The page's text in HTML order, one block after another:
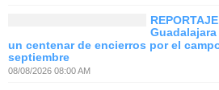
un centenar de encierros por el
septiembre
08/08/2026 08:00 AM